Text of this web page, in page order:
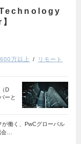
Technology
万以上
リモート
D
ーと
働く、PwCグローバル
…